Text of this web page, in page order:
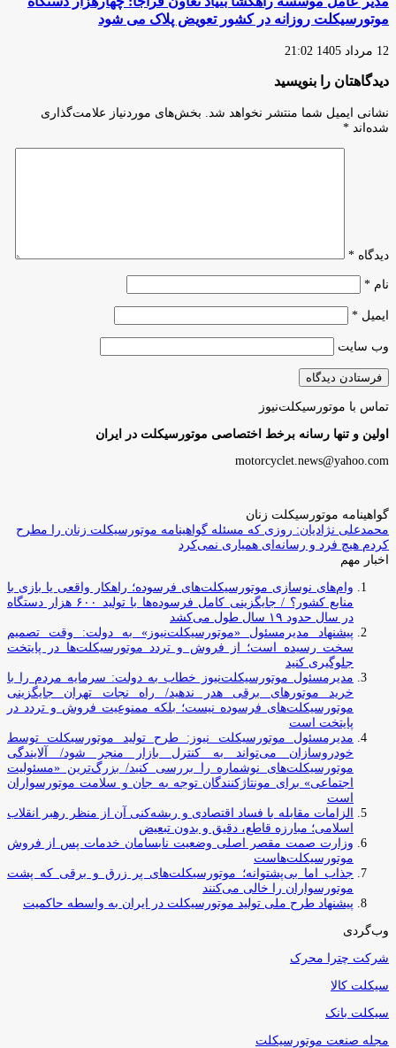
موتورسیکلت روزانه در کشور تعویض پلاک می شود
12 مرداد 1405 21:02
دیدگاهتان را بنویسید
نشانی ایمیل شما منتشر نخواهد شد.
بخش‌های موردنیاز علامت‌گذاری
شده‌اند *
دیدگاه *
نام *
ایمیل *
وب‌ سایت
تماس با موتورسیکلت‌نیوز
اولین و تنها رسانه برخط اختصاصی موتورسیکلت در ایران
motorcyclet.news@yahoo.com
گواهینامه موتورسیکلت زنان
محمدعلی نژادیان: روزی که مسئله گواهینامه موتورسیکلت زنان را مطرح
کردم هیچ فرد و رسانه‌ای همیاری نمی‌کرد
اخبار مهم
وام‌های نوسازی موتورسیکلت‌های فرسوده؛ راهکار واقعی یا بازی با
منابع کشور؟ / جایگزینی کامل فرسوده‌ها با تولید ۶۰۰ هزار دستگاه
در سال حدود ۱۹ سال طول می‌کشد
پیشنهاد مدیرمسئول «موتورسیکلت‌نیوز» به دولت: وقت تصمیم
سخت رسیده است؛ از فروش و تردد موتورسیکلت‌ها در پایتخت
جلوگیری کنید
مدیرمسئول موتورسیکلت‌نیوز خطاب به دولت: سرمایه مردم را با
خرید موتورهای برقی هدر ندهید/ راه نجات تهران جایگزینی
موتورسیکلت‌های فرسوده نیست؛ بلکه ممنوعیت فروش و تردد در
پایتخت است
مدیرمسئول موتورسیکلت نیوز: طرح تولید موتورسیکلت توسط
خودروسازان می‌تواند به کنترل بازار منجر شود/ آلایندگی
موتورسیکلت‌های نوشماره را بررسی کنید/ بزرگ‌ترین «مسئولیت
اجتماعی» برای مونتاژکنندگان توجه به جان و سلامت موتورسواران
است
الزامات مقابله با فساد اقتصادی و ریشه‌کنی آن از منظر رهبر انقلاب
اسلامی؛ مبارزه قاطع، دقیق و بدون تبعیض
وزارت صمت مقصر اصلی وضعیت نابسامان خدمات پس از فروش
موتورسیکلت‌هاست
جذاب اما بی‌پشتوانه؛ موتورسیکلت‌های پر زرق‌ و برقی که پشت
موتورسواران را خالی می‌کنند
پیشنهاد طرح ملی تولید موتورسیکلت در ایران به واسطه حاکمیت
وب‌گردی
شرکت چترا محرک
سیکلت کالا
سیکلت بانک
مجله صنعت موتورسیکلت